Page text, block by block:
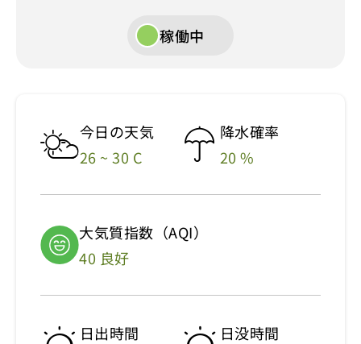
稼働中
今日の天気
26 ~ 30 C
降水確率
20 %
大気質指数（AQI）
40 良好
日出時間
日没時間